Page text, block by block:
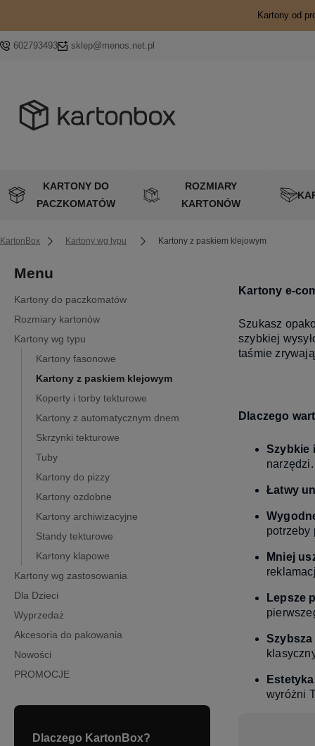
Kartony od
602793493 sklep@menos.net.pl
KARTONY DO
PACZKOMATÓW
ROZMIARY
KARTONÓW
KartonBox Kartony wg typu Kartony z paskiem klejowym
Menu
Kartony do paczkomatów
Rozmiary kartonów
Kartony wg typu
Kartony fasonowe
Kartony z paskiem klejowym
Koperty i torby tekturowe
Kartony z automatycznym dnem
Skrzynki tekturowe
Tuby
Kartony do pizzy
Kartony ozdobne
Kartony archiwizacyjne
Standy tekturowe
Kartony klapowe
Kartony wg zastosowania
Dla Dzieci
Wyprzedaż
Akcesoria do pakowania
Nowości
PROMOCJE
Dlaczego KartonBox?
Kartony e-
Szukasz
szybkiej
taśmie
Dlaczego
Szybkie
narzędzi.
Łatwy
potrzeby
Mniej
Lepsze
wyróżni